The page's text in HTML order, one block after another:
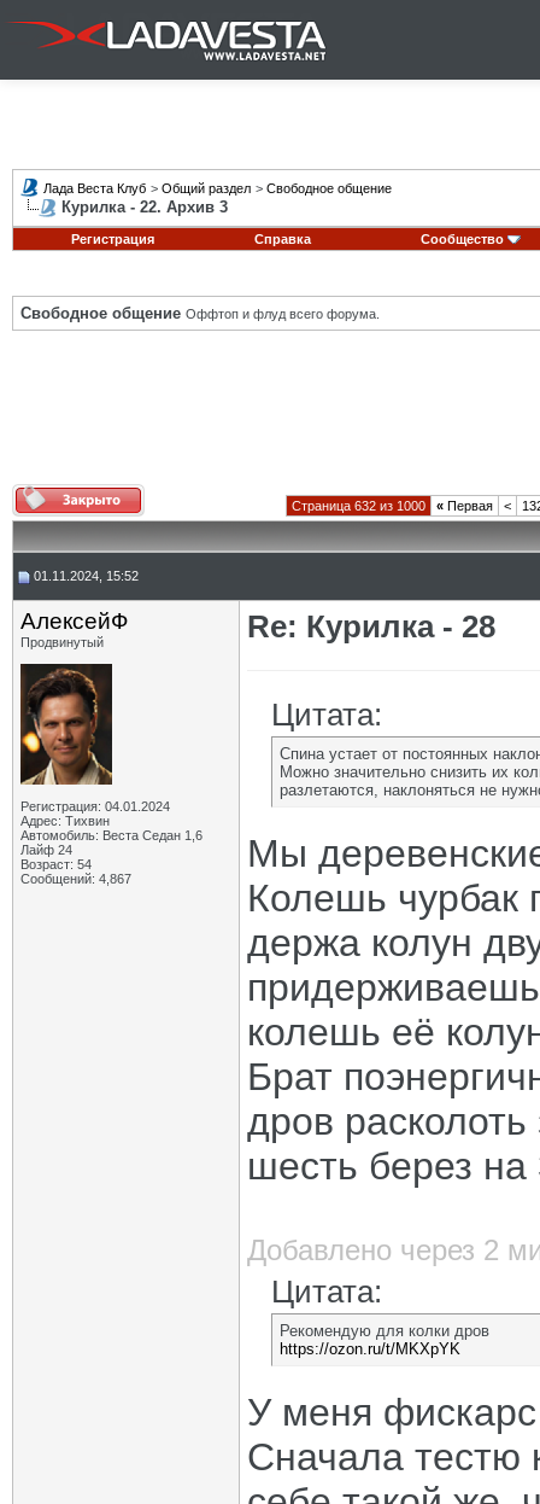
Лада Веста Клуб > Общий раздел > Свободное общение
Курилка - 22. Архив 3
Регистрация Справка Сообщество
Свободное общение Оффтоп и флуд всего форума.
Страница 632 из 1000 « Первая <
01.11.2024, 15:52
АлексейФ
Продвинутый
Регистрация: 04.01.2024
Адрес: Тихвин
Автомобиль: Веста Седан 1,6
Лайф 24
Возраст: 54
Сообщений: 4,867
Re: Курилка - 28
Цитата:
Спина устает от постоянных
Можно значительно снизить их
разлетаются, наклоняться не
Мы
Колешь чурбак
держа колун
колешь её
Брат
дров
шесть берез
Добавлено через 2
Цитата:
Рекомендую для колки дров
https://ozon.ru/t/MKXpYK
У меня фискарс
Сначала тестю